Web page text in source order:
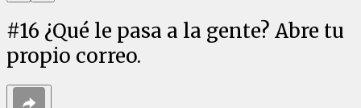
#16 ¿Qué le pasa a la gente? Abre tu
propio correo.